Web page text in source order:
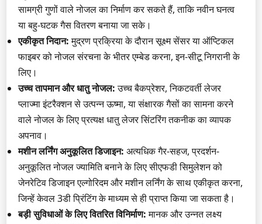
सामग्री गुणों वाले नोजल का निर्माण कर सकते हैं, ताकि नवीन घनत्व
या बहु-घटक गैस वितरण बनाया जा सके।
एकीकृत निदान:मुद्रण प्रक्रिया के दौरान सूक्ष्म सेंसर या ऑप्टिकल
फाइबर को नोजल संरचना के भीतर एम्बेड करना, इन-सीटू निगरानी के
लिए।
उच्च तापमान और धातु नोजल:उच्च बैकप्रेशर, निकटवर्ती लेजर
प्लाज्मा इंटरैक्शन से उत्पन्न ऊष्मा, या संक्षारक गैसों का सामना करने
वाले नोजल के लिए प्रत्यक्ष धातु लेजर सिंटरिंग तकनीक का व्यापक
अपनाव।
मशीन लर्निंग अनुकूलित डिजाइन: अत्यधिक गैर-सहज, प्रदर्शन-
अनुकूलित नोजल ज्यामिति बनाने के लिए सीएफडी सिमुलेशन को
जेनरेटिव डिजाइन एल्गोरिदम और मशीन लर्निंग के साथ एकीकृत करना,
जिन्हें केवल 3डी प्रिंटिंग के माध्यम से ही प्राप्त किया जा सकता है।
बड़ी सुविधाओं के लिए वितरित विनिर्माण:मानक और उन्नत लक्ष्य